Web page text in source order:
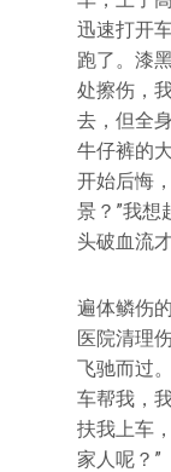
迅速打开
跑了。漆
处擦伤，
去，但全
牛仔裤的
开始后悔
景？”我想
头破血流
遍体鳞伤
医院清理
飞驰而过
车帮我，
扶我上车
家人呢？”